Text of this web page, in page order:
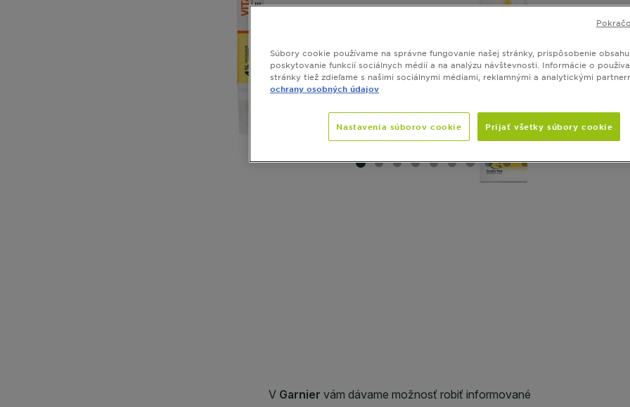
SLIDE 1SLIDE 2
SLIDE 3
SLIDE 4
SLIDE 5
SLIDE 6
SLIDE 7
SLIDE 8
SLIDE 9SLIDE 10
VEĽKOSŤ
Súbory cookie používame na správne fungovanie našej stránky, prispôsobenie obsahu
poskytovanie funkcií sociálnych médií a na analýzu návštevnosti. Informácie o
stránky tiež zdieľame s našimi sociálnymi médiami, reklamnými a analytickými
ochrany osobných údajov
Nastavenia súborov cookie Prijať všetky súbory cookie